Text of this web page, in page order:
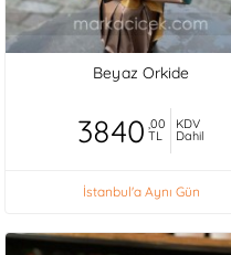
Beyaz Orkide
3840 ,00
TL
KDV
Dahil
İstanbul'a Aynı Gün